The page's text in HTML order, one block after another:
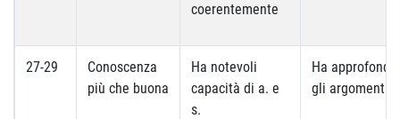
coerentemente
27-29
Conoscenza
più che buona
Ha notevoli
capacità di a. e
s.
Ha
gli argomenti